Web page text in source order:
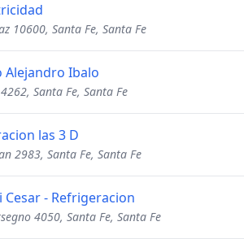
10600, Santa Fe, Santa Fe
Alejandro Ibalo
Santa Fe, Santa Fe
las 3 D
2983, Santa Fe, Santa Fe
Cesar - Refrigeracion
4050, Santa Fe, Santa Fe